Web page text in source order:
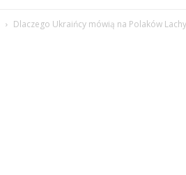
Dlaczego Ukraińcy mówią na Polaków